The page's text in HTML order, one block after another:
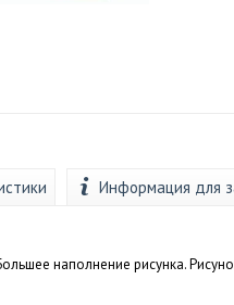
Информация для
наполнение рисунка.